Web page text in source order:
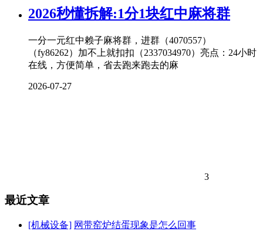
2026秒懂拆解:1分1块红中麻将群
一分一元红中赖子麻将群，进群（4070557）
（fy86262）加不上就扣扣（2337034970）亮点：24小时
在线，方便简单，省去跑来跑去的麻
2026-07-27
3
最近文章
[机械设备] 网带窑炉结蛋现象是怎么回事